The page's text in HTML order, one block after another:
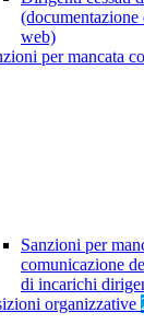
web)
per mancata
Sanzioni per
comunicazione
di incarichi
organizzative